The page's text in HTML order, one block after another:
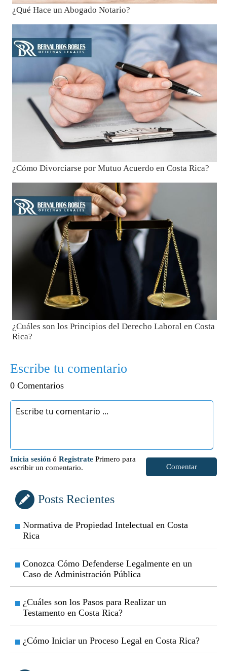
¿Qué Hace un Abogado Notario?
¿Cómo Divorciarse por Mutuo Acuerdo en Costa Rica?
¿Cuáles son los Principios del Derecho Laboral en Costa
Rica?
Escribe tu comentario
0 Comentarios
Comentar
Inicia sesión ó Registrate Primero para
escribir un comentario.
Posts Recientes
Normativa de Propiedad Intelectual en Costa
Rica
Conozca Cómo Defenderse Legalmente en un
Caso de Administración Pública
¿Cuáles son los Pasos para Realizar un
Testamento en Costa Rica?
¿Cómo Iniciar un Proceso Legal en Costa Rica?